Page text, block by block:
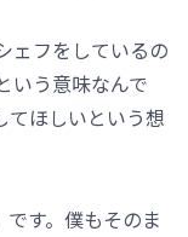
ェフをしているの
いう意味なんで
てほしいという想
す。僕もそのま